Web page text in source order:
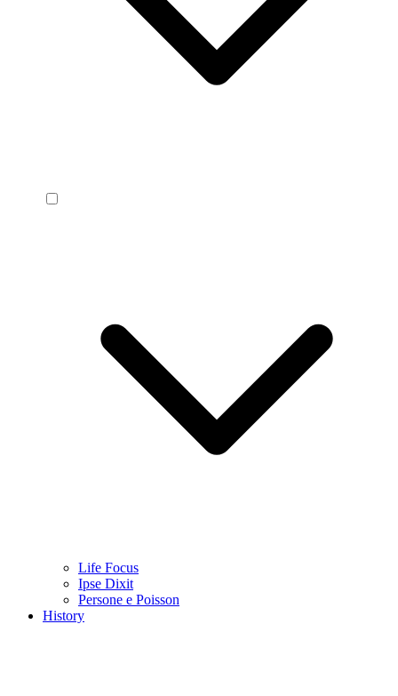
Life Focus
Ipse Dixit
Persone e Poisson
History